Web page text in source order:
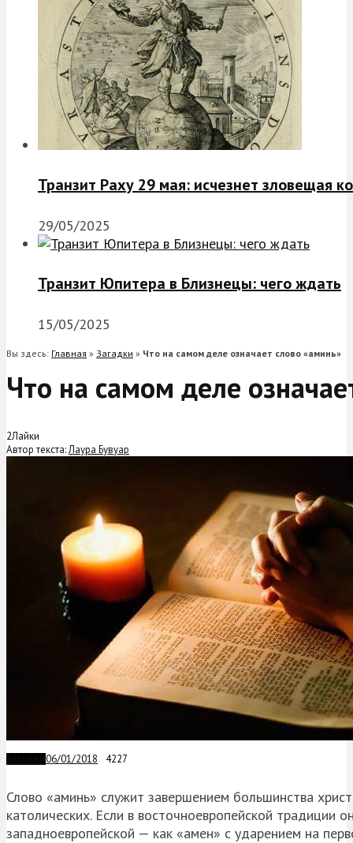
Транзит Раху 29 мая: исчезнет зловещая
29/05/2025
Транзит Юпитера в Близнецы: чего ждать
15/05/2025
Вы здесь: Главная » Загадки » Что на самом деле означает слово «аминь»
Что на самом деле
2Лайки
Автор текста:Лаура Бувуар
06/01/2018 4227
Слово «аминь» служит завершением большинства
католических. Если в восточноевропейской традиции
западноевропейской — как «амен» с ударением на